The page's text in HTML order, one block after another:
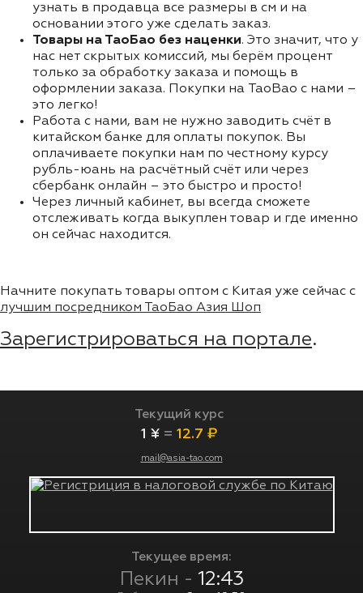
узнать в продавца все размеры в см и на
основании этого уже сделать заказ.
Товары на ТаоБао без наценки. Это значит, что у
нас нет скрытых комиссий, мы берём процент
только за обработку заказа и помощь в
оформлении заказа. Покупки на TaoBao с нами –
это легко!
Работа с нами, вам не нужно заводить счёт в
китайском банке для оплаты покупок. Вы
оплачиваете покупки нам по честному курсу
рубль-юань на расчётный счёт или через
сбербанк онлайн – это быстро и просто!
Через личный кабинет, вы всегда сможете
отслеживать когда выкуплен товар и где именно
он сейчас находится.
Начните покупать товары оптом с Китая уже сейчас с
лучшим посредником ТаоБао Азия Шоп
Зарегистрироваться на портале.
Текущий курс
1 ¥ = 12.7 ₽
mail@asia-tao.com
Текущее время:
Пекин - 12:43